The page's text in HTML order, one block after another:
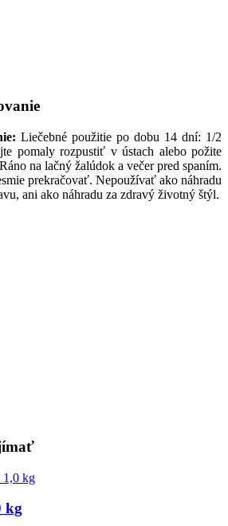
Liečebné použitie po dobu 14 dní: 1/2
pomaly rozpustiť v ústach alebo požite
na lačný žalúdok a večer pred spaním.
prekračovať. Nepoužívať ako náhradu
ani ako náhradu za zdravý životný štýl.
kg